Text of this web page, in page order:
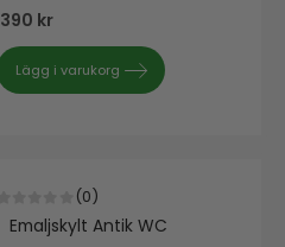
390 kr
Lägg i varukorg
out of 5
(0)
Emaljskylt Antik WC